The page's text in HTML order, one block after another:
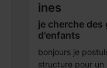
ines
je cherche des
d'enfants
bonjours je
structure pour un